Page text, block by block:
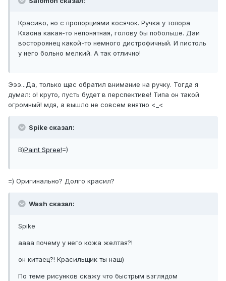
Красиво, но с пропорциями косячок. Ручка у топора
Кхаона какая-то непонятная, голову бы побольше. Даи
востороянец какой-то немного дистрофичный. И пистоль
у него больно мелкий. А так отлично!
Эээ...Да, только щас обратил внимание на ручку. Тогда я
думал: о! круто, пусть будет в перспективе! Типа он такой
огромный! мдя, а вышло не совсем внятно <_<
Spike сказал:
В)Paint Spree!=)
=) Оригинально? Долго красил?
Wash сказал:
Spike
аааа почему у него кожа желтая?!
он китаец?! Красильщик ты наш)
По теме рисунков скажу что быстрым взглядом